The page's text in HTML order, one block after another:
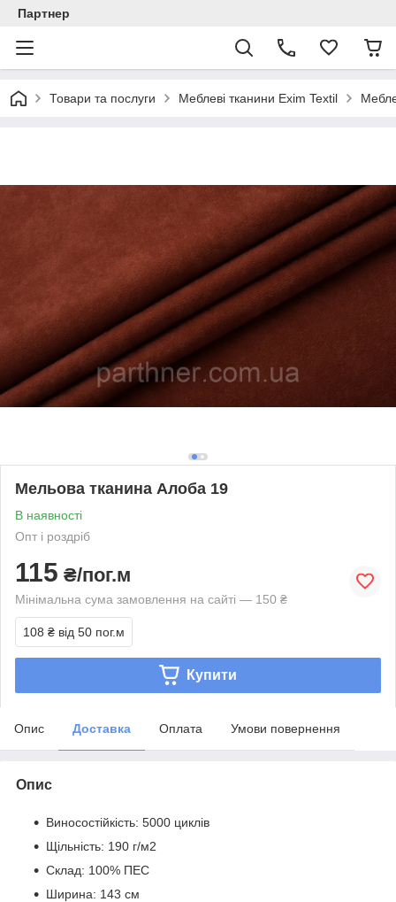
Партнер
Товари та послуги Меблеві тканини Exim Textil
Мельова тканина Алоба 19
В наявності
Опт і роздріб
115 ₴/пог.м
Мінімальна сума замовлення на сайті — 150 ₴
108 ₴ від 50 пог.м
Купити
Опис Доставка Оплата Умови повернення
Опис
Виносостійкість: 5000 циклів
Щільність: 190 г/м2
Склад: 100% ПЕС
Ширина: 143 см